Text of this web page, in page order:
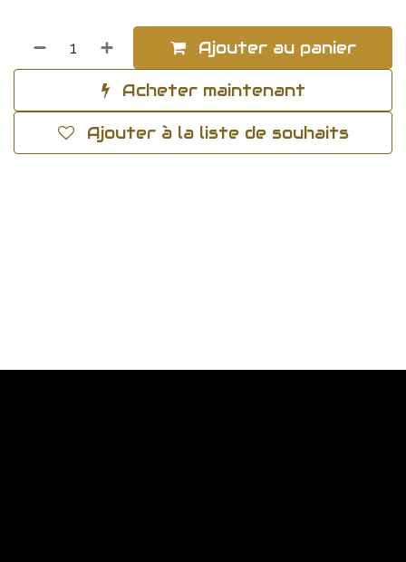
Ajouter au panier
Acheter maintenant
Ajouter à la liste de souhaits